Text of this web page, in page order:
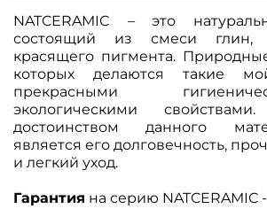
NATCERAMIC – это
состоящий из смеси глин,
красящего пигмента.
которых делаются такие
прекрасными
экологическими
достоинством данного
является его долговечность,
и легкий уход.
Гарантия на серию NATCERAMIC -